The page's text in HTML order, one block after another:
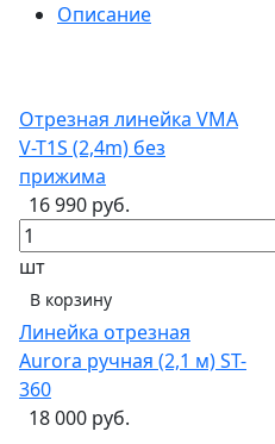
Описание
Отрезная линейка VMA
V-T1S (2,4m) без
прижима
16 990 руб.
шт
В корзину
Линейка отрезная
Aurora ручная (2,1 м) ST-
360
18 000 руб.